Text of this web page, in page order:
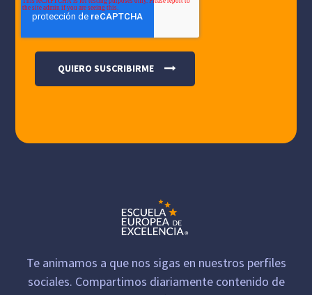
Te animamos a que nos sigas en nuestros perfiles
sociales. Compartimos diariamente contenido de